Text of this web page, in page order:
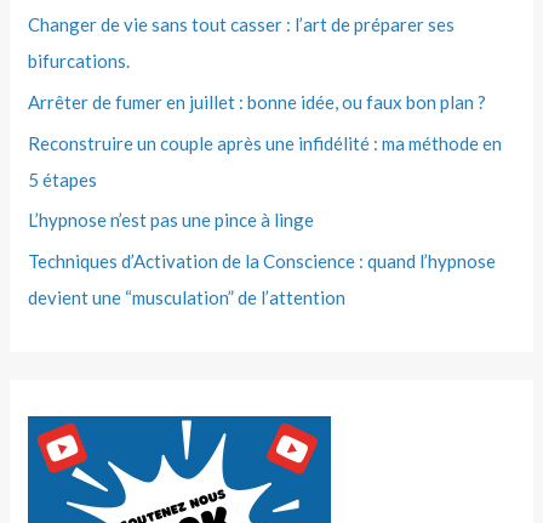
Changer de vie sans tout casser : l’art de préparer ses
bifurcations.
Arrêter de fumer en juillet : bonne idée, ou faux bon plan ?
Reconstruire un couple après une infidélité : ma méthode en
5 étapes
L’hypnose n’est pas une pince à linge
Techniques d’Activation de la Conscience : quand l’hypnose
devient une “musculation” de l’attention